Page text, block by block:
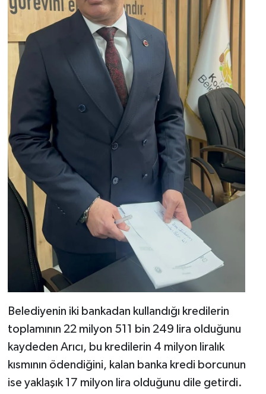
Belediyenin iki bankadan kullandığı kredilerin
toplamının 22 milyon 511 bin 249 lira olduğunu
kaydeden Arıcı, bu kredilerin 4 milyon liralık
kısmının ödendiğini, kalan banka kredi borcunun
ise yaklaşık 17 milyon lira olduğunu dile getirdi.